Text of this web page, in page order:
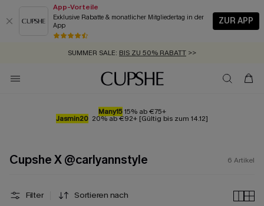
App-Vorteile
Exklusive Rabatte & monatlicher Mitgliedertag in der
App
ZUR APP
GRATIS MASSBAND MIT JEDEM SCHNELLVERSAND-ARTIKEL >>
SUMMER SALE: BIS ZU 50% RABATT >>
ZUM NEWSLETTER:BIS ZU -20% EXTRA ERHALTEN
KOSTENLOSER VERSAND AB 89 €
Many1515% ab €75+
Jasmin20 20% ab €92+ [Gültig bis zum 14.12]
Cupshe X @carlyannstyle 6 Artikel
Filter Sortieren nach